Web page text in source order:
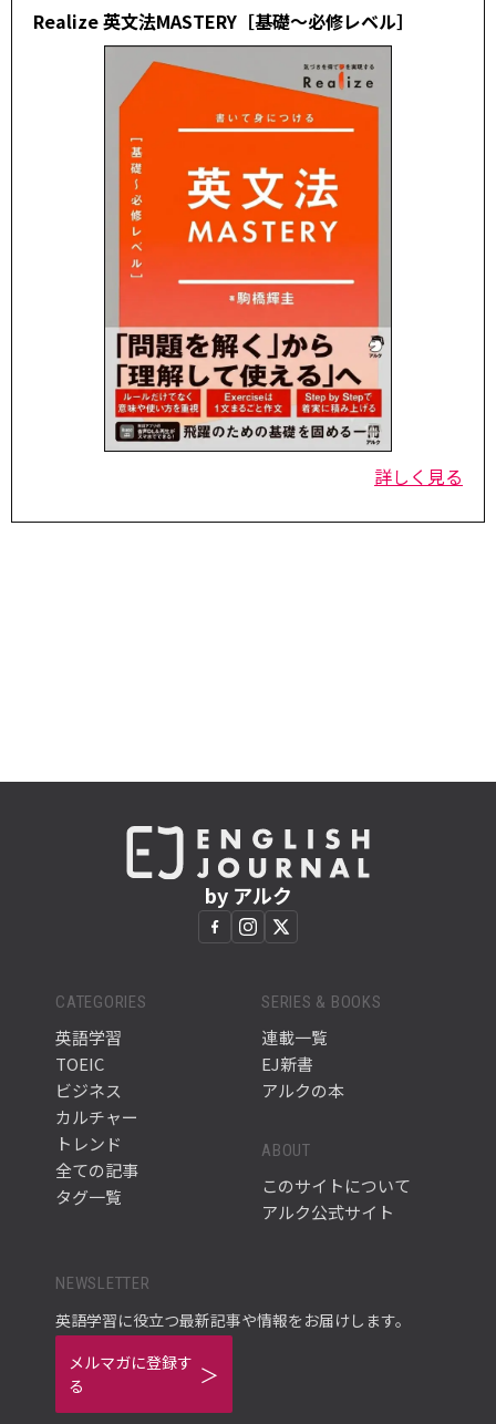
Realize 英文法MASTERY［基礎～必修レベル］
詳しく見る
by アルク
CATEGORIES
英語学習
TOEIC
ビジネス
カルチャー
トレンド
全ての記事
タグ一覧
SERIES & BOOKS
連載一覧
EJ新書
アルクの本
ABOUT
このサイトについて
アルク公式サイト
NEWSLETTER
英語学習に役立つ最新記事や情報をお届けします。
メルマガに登録す
る